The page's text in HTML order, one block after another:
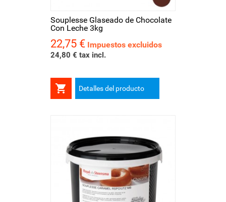
Souplesse Glaseado de Chocolate
Con Leche 3kg
Precio
22,75 € Impuestos excluidos
24,80 € tax incl.
 Detalles del producto